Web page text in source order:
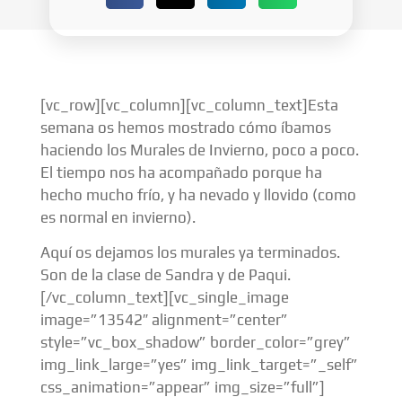
[vc_row][vc_column][vc_column_text]Esta
semana os hemos mostrado cómo íbamos
haciendo los Murales de Invierno, poco a poco.
El tiempo nos ha acompañado porque ha
hecho mucho frío, y ha nevado y llovido (como
es normal en invierno).
Aquí os dejamos los murales ya terminados.
Son de la clase de Sandra y de Paqui.
[/vc_column_text][vc_single_image
image=”13542″ alignment=”center”
style=”vc_box_shadow” border_color=”grey”
img_link_large=”yes” img_link_target=”_self”
css_animation=”appear” img_size=”full”]